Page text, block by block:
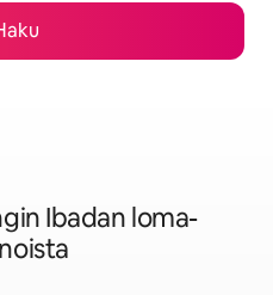
Ibadan loma-